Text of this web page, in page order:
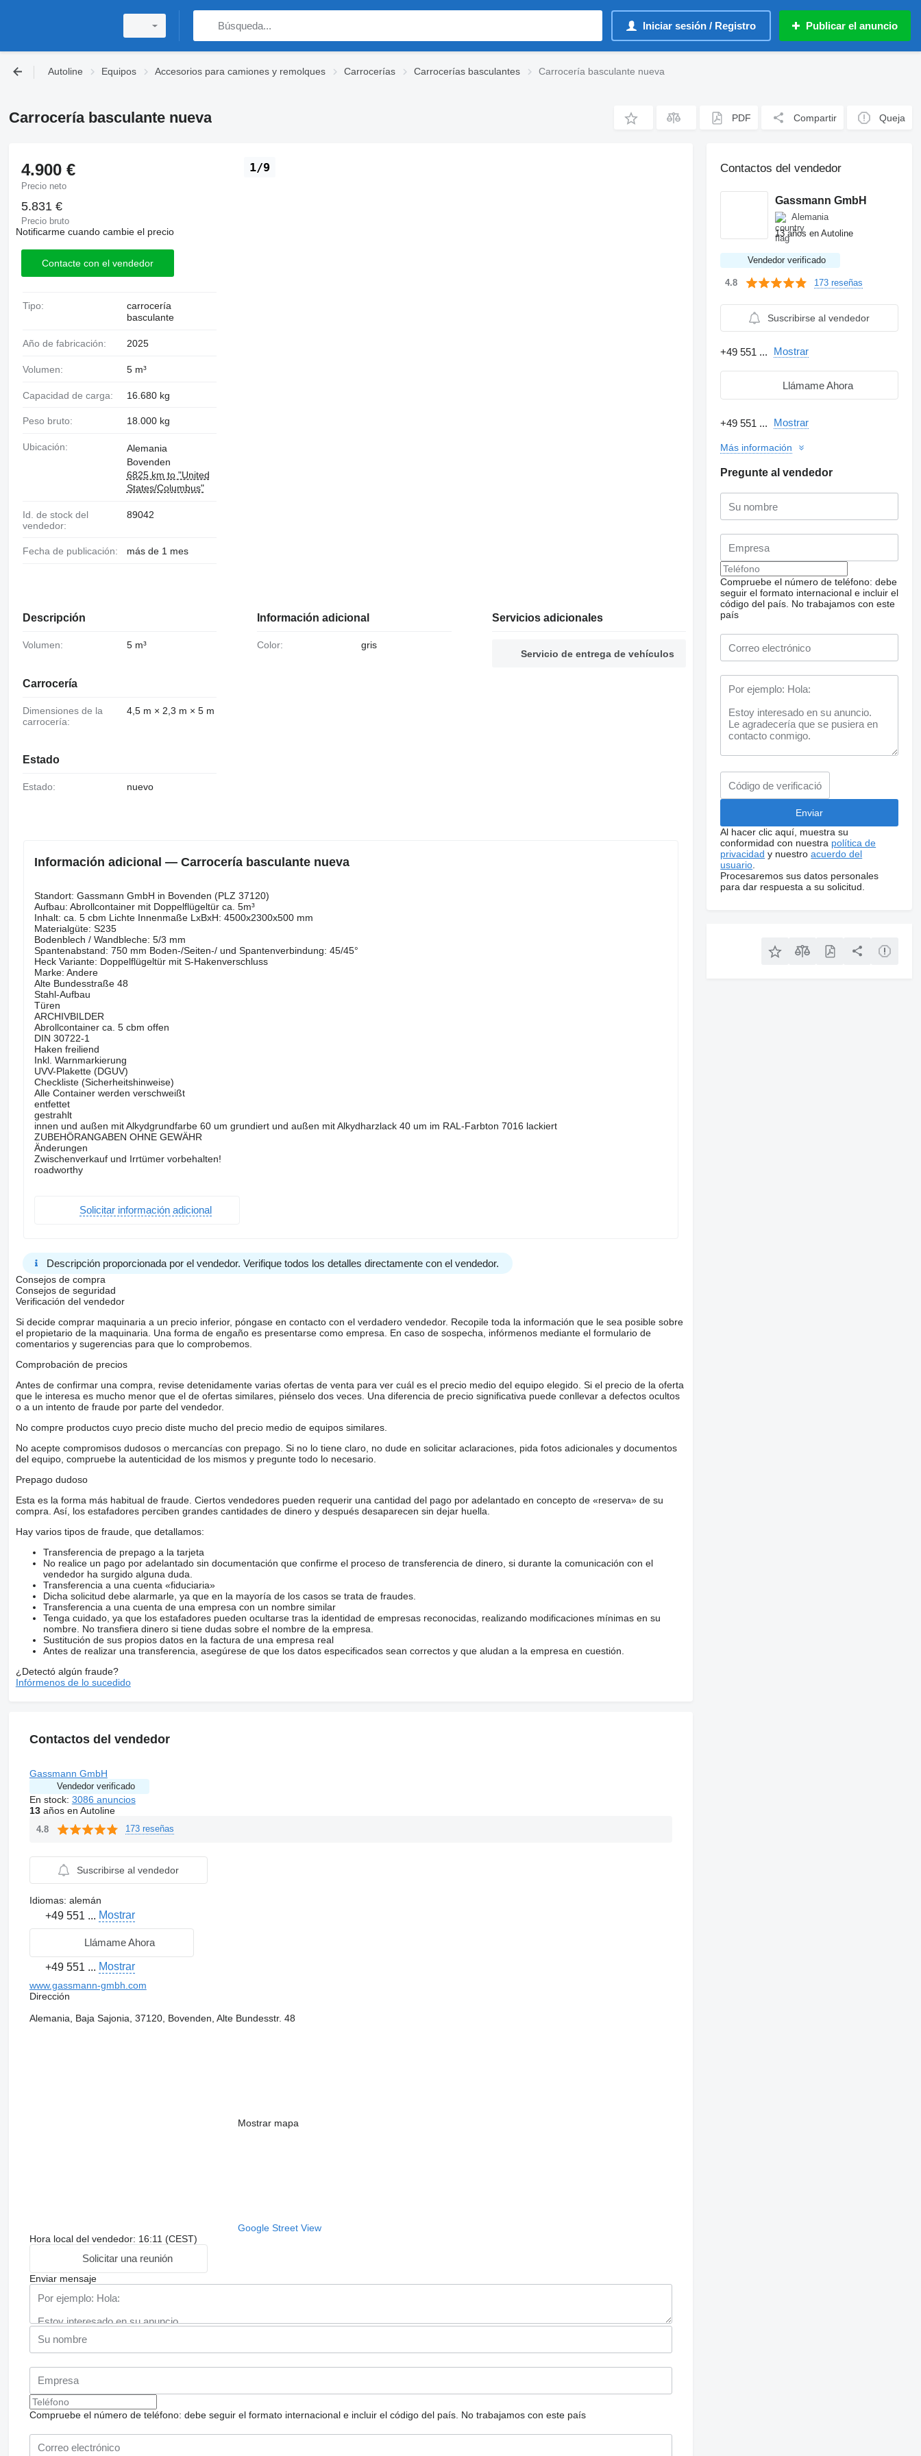
Iniciar sesión / Registro Publicar el anuncio
Autoline Equipos Accesorios para camiones y remolques Carrocerías Carrocerías basculantes Carrocería basculante nueva
Carrocería basculante nueva PDF Compartir Queja
1/9
4.900 €
Precio neto
5.831 €
Precio bruto
Notificarme cuando cambie el precio
Contacte con el vendedor
Tipo:
carrocería
basculante
Año de fabricación: 2025
Volumen: 5 m³
Capacidad de carga: 16.680 kg
Peso bruto: 18.000 kg
Ubicación:
Alemania
Bovenden
6825 km to "United
States/Columbus"
Id. de stock del
vendedor:
89042
Fecha de publicación: más de 1 mes
Descripción
Volumen: 5 m³
Carrocería
Dimensiones de la
carrocería:
4,5 m × 2,3 m × 5 m
Estado
Estado: nuevo
Información adicional
Color: gris
Servicios adicionales
Servicio de entrega de vehículos
Información adicional — Carrocería basculante nueva
Standort: Gassmann GmbH in Bovenden (PLZ 37120)
Aufbau: Abrollcontainer mit Doppelflügeltür ca. 5m³
Inhalt: ca. 5 cbm Lichte Innenmaße LxBxH: 4500x2300x500 mm
Materialgüte: S235
Bodenblech / Wandbleche: 5/3 mm
Spantenabstand: 750 mm Boden-/Seiten-/ und Spantenverbindung: 45/45°
Heck Variante: Doppelflügeltür mit S-Hakenverschluss
Marke: Andere
Alte Bundesstraße 48
Stahl-Aufbau
Türen
ARCHIVBILDER
Abrollcontainer ca. 5 cbm offen
DIN 30722-1
Haken freiliend
Inkl. Warnmarkierung
UVV-Plakette (DGUV)
Checkliste (Sicherheitshinweise)
Alle Container werden verschweißt
entfettet
gestrahlt
innen und außen mit Alkydgrundfarbe 60 um grundiert und außen mit Alkydharzlack 40 um im RAL-Farbton 7016 lackiert
ZUBEHÖRANGABEN OHNE GEWÄHR
Änderungen
Zwischenverkauf und Irrtümer vorbehalten!
roadworthy
Solicitar información adicional
Descripción proporcionada por el vendedor. Verifique todos los detalles directamente con el vendedor.
Consejos de compra
Consejos de seguridad
Verificación del vendedor
Si decide comprar maquinaria a un precio inferior, póngase en contacto con el verdadero vendedor. Recopile toda la información que le sea posible sobre
el propietario de la maquinaria. Una forma de engaño es presentarse como empresa. En caso de sospecha, infórmenos mediante el formulario de
comentarios y sugerencias para que lo comprobemos.
Comprobación de precios
Antes de confirmar una compra, revise detenidamente varias ofertas de venta para ver cuál es el precio medio del equipo elegido. Si el precio de la oferta
que le interesa es mucho menor que el de ofertas similares, piénselo dos veces. Una diferencia de precio significativa puede conllevar a defectos ocultos
o a un intento de fraude por parte del vendedor.
No compre productos cuyo precio diste mucho del precio medio de equipos similares.
No acepte compromisos dudosos o mercancías con prepago. Si no lo tiene claro, no dude en solicitar aclaraciones, pida fotos adicionales y documentos
del equipo, compruebe la autenticidad de los mismos y pregunte todo lo necesario.
Prepago dudoso
Esta es la forma más habitual de fraude. Ciertos vendedores pueden requerir una cantidad del pago por adelantado en concepto de «reserva» de su
compra. Así, los estafadores perciben grandes cantidades de dinero y después desaparecen sin dejar huella.
Hay varios tipos de fraude, que detallamos:
Transferencia de prepago a la tarjeta
No realice un pago por adelantado sin documentación que confirme el proceso de transferencia de dinero, si durante la comunicación con el
vendedor ha surgido alguna duda.
Transferencia a una cuenta «fiduciaria»
Dicha solicitud debe alarmarle, ya que en la mayoría de los casos se trata de fraudes.
Transferencia a una cuenta de una empresa con un nombre similar
Tenga cuidado, ya que los estafadores pueden ocultarse tras la identidad de empresas reconocidas, realizando modificaciones mínimas en su
nombre. No transfiera dinero si tiene dudas sobre el nombre de la empresa.
Sustitución de sus propios datos en la factura de una empresa real
Antes de realizar una transferencia, asegúrese de que los datos especificados sean correctos y que aludan a la empresa en cuestión.
¿Detectó algún fraude?
Infórmenos de lo sucedido
Contactos del vendedor
Gassmann GmbH
Vendedor verificado
En stock: 3086 anuncios
13años en Autoline
4.8 173 reseñas
Suscribirse al vendedor
Idiomas: alemán
+49 551 ... Mostrar
Llámame Ahora
+49 551 ... Mostrar
www.gassmann-gmbh.com
Dirección
Alemania, Baja Sajonia, 37120, Bovenden, Alte Bundesstr. 48
Mostrar mapa
Google Street View
Hora local del vendedor: 16:11 (CEST)
Solicitar una reunión
Enviar mensaje
Compruebe el número de teléfono: debe seguir el formato internacional e incluir el código del país. No trabajamos con este país
Contactos del vendedor
Gassmann GmbH
Alemania
13 años en Autoline
Vendedor verificado
4.8 173 reseñas
Suscribirse al vendedor
+49 551 ... Mostrar
Llámame Ahora
+49 551 ... Mostrar
Más información
Pregunte al vendedor
Compruebe el número de teléfono: debe
seguir el formato internacional e incluir el
código del país. No trabajamos con este
país
Al hacer clic aquí, muestra su
conformidad con nuestra política de
privacidad y nuestroacuerdo del
usuario
Procesaremos sus datos personales
para dar respuesta a su solicitud.